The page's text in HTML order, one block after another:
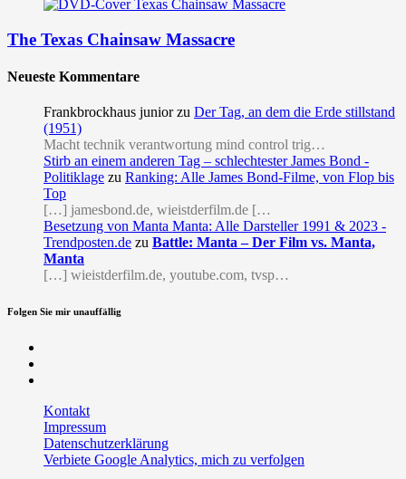
The Texas Chainsaw Massacre
Neueste Kommentare
Frankbrockhaus junior zu Der Tag, an dem die Erde stillstand
(1951)
Macht technik verantwortung mind control trig…
Stirb an einem anderen Tag – schlechtester James Bond -
Politiklage zu Ranking: Alle James Bond-Filme, von Flop bis
Top
[…] jamesbond.de, wieistderfilm.de […
Besetzung von Manta Manta: Alle Darsteller 1991 & 2023 -
Trendposten.de zu Battle: Manta – Der Film vs. Manta,
Manta
[…] wieistderfilm.de, youtube.com, tvsp…
Folgen Sie mir unauffällig
Kontakt
Impressum
Datenschutzerklärung
Verbiete Google Analytics, mich zu verfolgen